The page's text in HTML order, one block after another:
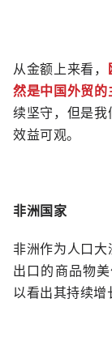
从金额上来看，
然是中国外贸的
续坚守，但是我
效益可观。
非洲国家
非洲作为人口
出口的商品物
以看出其持续增